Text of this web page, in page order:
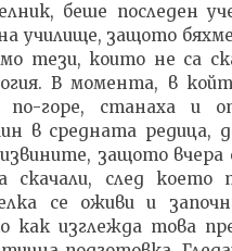
беше последен
училище, защото
тези, които не са
В момента, в
по-горе, станаха и
в средната редица,
защото вчера
скачали, след
се оживи и
как изглежда това